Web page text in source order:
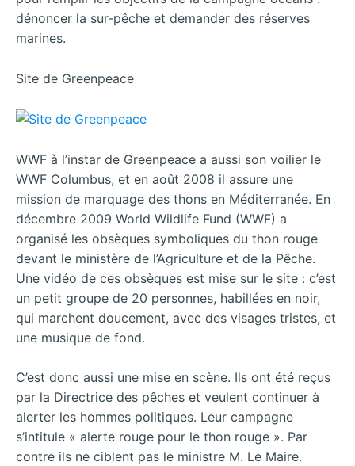
dénoncer la sur-pêche et demander des réserves
marines.
Site de Greenpeace
WWF à l’instar de Greenpeace a aussi son voilier le
WWF Columbus, et en août 2008 il assure une
mission de marquage des thons en Méditerranée. En
décembre 2009 World Wildlife Fund (WWF) a
organisé les obsèques symboliques du thon rouge
devant le ministère de l’Agriculture et de la Pêche.
Une vidéo de ces obsèques est mise sur le site : c’est
un petit groupe de 20 personnes, habillées en noir,
qui marchent doucement, avec des visages tristes, et
une musique de fond.
C’est donc aussi une mise en scène. Ils ont été reçus
par la Directrice des pêches et veulent continuer à
alerter les hommes politiques. Leur campagne
s’intitule « alerte rouge pour le thon rouge ». Par
contre ils ne ciblent pas le ministre M. Le Maire.